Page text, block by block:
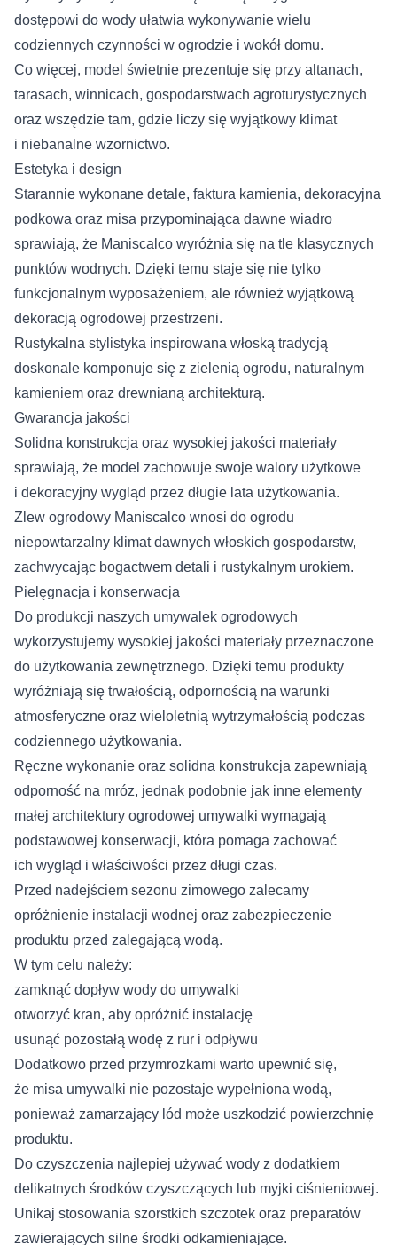
dostępowi do wody ułatwia wykonywanie wielu
codziennych czynności w ogrodzie i wokół domu.
Co więcej, model świetnie prezentuje się przy altanach,
tarasach, winnicach, gospodarstwach agroturystycznych
oraz wszędzie tam, gdzie liczy się wyjątkowy klimat
i niebanalne wzornictwo.
Estetyka i design
Starannie wykonane detale, faktura kamienia, dekoracyjna
podkowa oraz misa przypominająca dawne wiadro
sprawiają, że Maniscalco wyróżnia się na tle klasycznych
punktów wodnych. Dzięki temu staje się nie tylko
funkcjonalnym wyposażeniem, ale również wyjątkową
dekoracją ogrodowej przestrzeni.
Rustykalna stylistyka inspirowana włoską tradycją
doskonale komponuje się z zielenią ogrodu, naturalnym
kamieniem oraz drewnianą architekturą.
Gwarancja jakości
Solidna konstrukcja oraz wysokiej jakości materiały
sprawiają, że model zachowuje swoje walory użytkowe
i dekoracyjny wygląd przez długie lata użytkowania.
Zlew ogrodowy Maniscalco wnosi do ogrodu
niepowtarzalny klimat dawnych włoskich gospodarstw,
zachwycając bogactwem detali i rustykalnym urokiem.
Pielęgnacja i konserwacja
Do produkcji naszych umywalek ogrodowych
wykorzystujemy wysokiej jakości materiały przeznaczone
do użytkowania zewnętrznego. Dzięki temu produkty
wyróżniają się trwałością, odpornością na warunki
atmosferyczne oraz wieloletnią wytrzymałością podczas
codziennego użytkowania.
Ręczne wykonanie oraz solidna konstrukcja zapewniają
odporność na mróz, jednak podobnie jak inne elementy
małej architektury ogrodowej umywalki wymagają
podstawowej konserwacji, która pomaga zachować
ich wygląd i właściwości przez długi czas.
Przed nadejściem sezonu zimowego zalecamy
opróżnienie instalacji wodnej oraz zabezpieczenie
produktu przed zalegającą wodą.
W tym celu należy:
zamknąć dopływ wody do umywalki
otworzyć kran, aby opróżnić instalację
usunąć pozostałą wodę z rur i odpływu
Dodatkowo przed przymrozkami warto upewnić się,
że misa umywalki nie pozostaje wypełniona wodą,
ponieważ zamarzający lód może uszkodzić powierzchnię
produktu.
Do czyszczenia najlepiej używać wody z dodatkiem
delikatnych środków czyszczących lub myjki ciśnieniowej.
Unikaj stosowania szorstkich szczotek oraz preparatów
zawierających silne środki odkamieniające.